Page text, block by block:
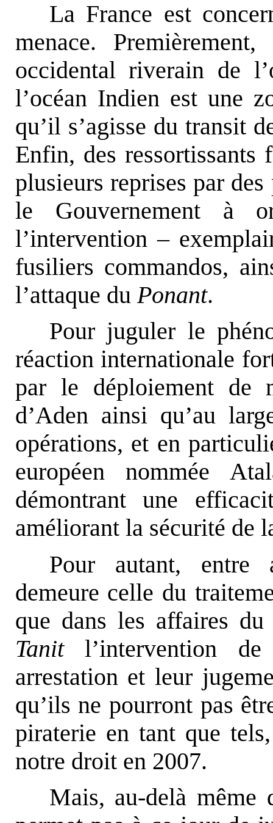
La France est
menace.
occidental riverain de
l’océan Indien est une
qu’il s’agisse du transit
Enfin, des ressortissants
plusieurs reprises par
le Gouvernement à
l’intervention –
fusiliers commandos,
l’attaque duPonant.
Pour juguler le
réaction internationale
par le déploiement de
d’Aden ainsi qu’au
opérations, et en
européen nommée
démontrant une
améliorant la sécurité de
Pour autant, entre
demeure celle du
que dans les affaires
Tanitl’intervention
arrestation et leur
qu’ils ne pourront pas
piraterie en tant que
notre droit en 2007.
Mais, au-delà même